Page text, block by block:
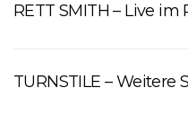
RETT SMITH – Live im
TURNSTILE –